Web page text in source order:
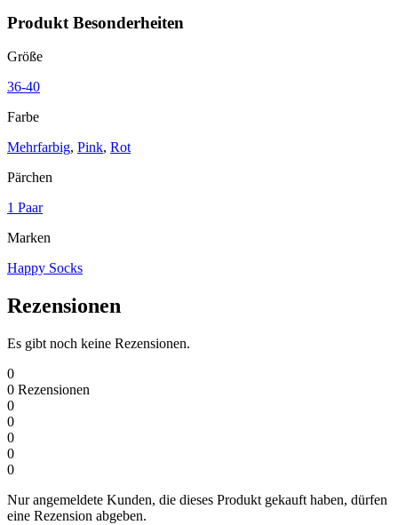
Produkt Besonderheiten
Größe
36-40
Farbe
Mehrfarbig, Pink, Rot
Pärchen
1 Paar
Marken
Happy Socks
Rezensionen
Es gibt noch keine Rezensionen.
0
0 Rezensionen
0
0
0
0
0
Nur angemeldete Kunden, die dieses Produkt gekauft haben, dürfen
eine Rezension abgeben.